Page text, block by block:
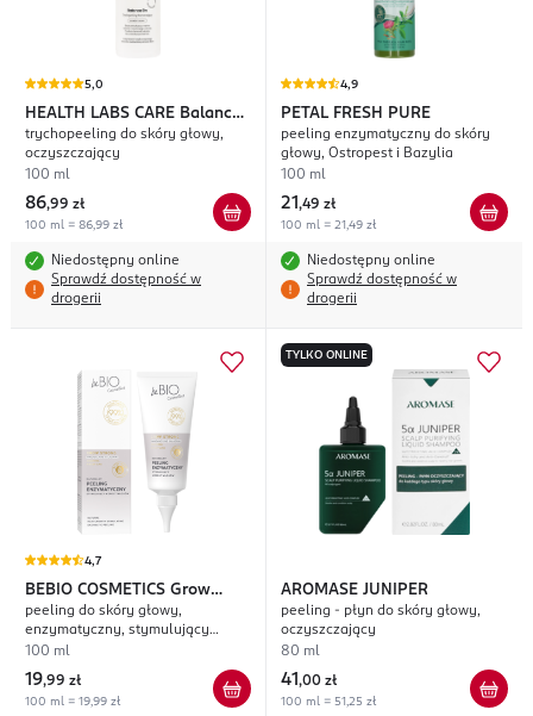
5,0
HEALTH LABS CARE Balance
On
trychopeeling do skóry głowy,
oczyszczający
100 ml
86,99 zł
100 ml = 86,99 zł
Niedostępny online
Sprawdź dostępność w
drogerii
4,9
PETAL FRESH PURE
peeling enzymatyczny do skóry
głowy, Ostropest i Bazylia
100 ml
21 ,49 zł
100 ml = 21,49 zł
Niedostępny online
Sprawdź dostępność w
drogerii
4,7
BEBIO COSMETICS Grow
Strong
peeling do skóry głowy,
enzymatyczny, stymulujący
wzrost włosów
100 ml
19,99 zł
100 ml = 19,99 zł
TYLKO ONLINE
AROMASE JUNIPER
peeling - płyn do skóry głowy,
oczyszczający
80 ml
41 ,00 zł
100 ml = 51,25 zł